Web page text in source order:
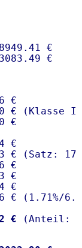
€
€
€ (Klasse I)
€
€
€ (Satz:
€
€
€
€ ( 1.71%/
€